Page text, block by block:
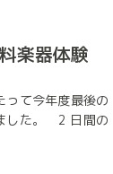
楽器体験
て今年度最後の
した。 2 日間の